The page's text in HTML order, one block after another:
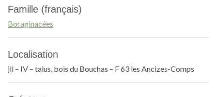
Famille (français)
Boraginacées
Localisation
jll – IV – talus, bois du Bouchas – F 63 les Ancizes-Comps